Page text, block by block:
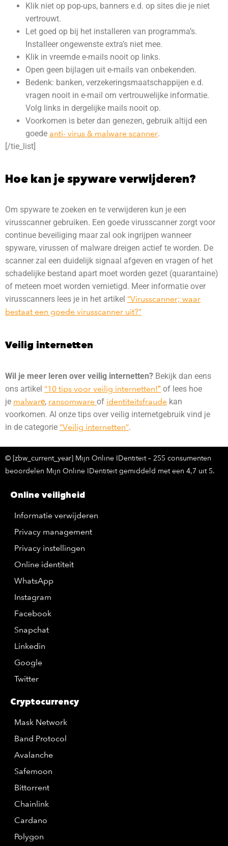
Klik niet op pop-ups, banners e.d. op sites die je niet
vertrouwt.
Let goed op bij het installeren van programma’s.
Installeer ongewenste extra’s niet mee.
Klik in vreemde e-mails nooit op links.
Open geen bijlagen uit e-mails van onbekenden.
Bedenk: banken, verzekeringsmaatschappijen e.d.
vragen nooit in e-mail om vertrouwelijke informatie.
Volg links in dergelijke mails nooit op.
Voorkomen is beter dan genezen, gebruik altijd een
goede anti- virus & malware scanner.
[/tie_list]
Hoe kan je spyware verwijderen?
Om spyware te zoeken en te verwijderen kun je een
virusscanner gebruiken. Een goede virusscanner zorgt voor
continue beveiliging maar zal ook ingrijpen wanneer
spyware, virussen of malware dreigen actief te worden. De
scanner zal een duidelijk signaal afgeven en vragen of het
schadelijke bestand apart moet worden gezet (quarantaine)
of meteen moet worden vernietigd. Meer informatie over
virusscanners lees je in het artikel “Virusscanner; waar
bestaat een goede virusscanner uit?”
Veilig internetten
Wil je meer leren over veilig internetten? Bekijk dan eens
ons artikel “10 tips voor veilig internetten!“ of lees hoe
je malware, ransomware of identiteitsfraude kan
voorkomen. Al onze tips over veilig internetgebruik vind je
in de categorie “Veilig internetten”.
© [zbw_current_year] Mijn Online IDentiteit – 255 consumenten
beoordelen Mijn Online IDentiteit gemiddeld met een 4,7 uit 5.
Online veiligheid
Informatie verwijderen
Privacy management
Privacy instellingen
Online identiteit
WhatsApp
Instagram
Facebook
Snapchat
Linkedin
Google
Twitter
Cryptocurrency
Mask Network
Band Protocol
Avalanche
Safemoon
Bittorrent
Chainlink
Cardano
Polygon